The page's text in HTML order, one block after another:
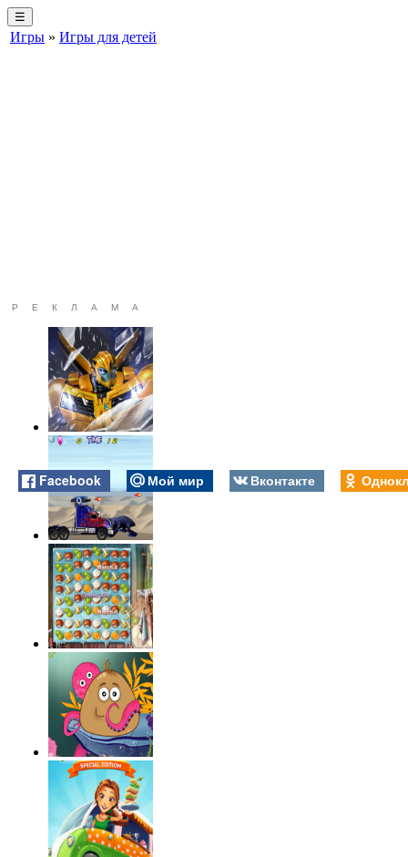
☰
Игры » Игры для детей
РЕКЛАМА
Facebook Мой мир Вконтакте